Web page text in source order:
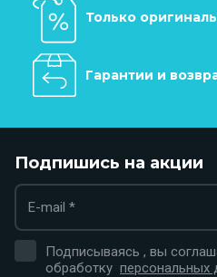
Только
Гарантии и
Подпишись на акции
Подписываясь , вы
обработку персональных